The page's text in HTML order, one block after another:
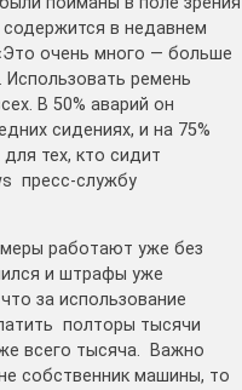
в недавнем
очень много — больше
ремень
В 50% аварий он
сидениях, и на 75%
тех, кто сидит
пресс-службу
работают уже без
и штрафы уже
за использование
полторы тысячи
всего тысяча. Важно
собственник машины, то